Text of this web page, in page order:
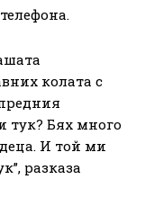
колата с
тук? Бях много
И той ми
разказа